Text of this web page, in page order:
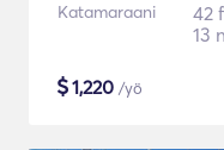
Katamaraani
42
13
$1,220 /yö